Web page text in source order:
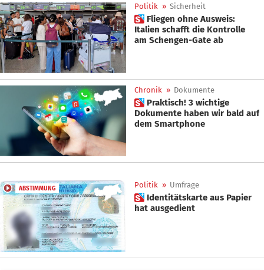
Politik » Sicherheit
 Fliegen ohne Ausweis:
Italien schafft die Kontrolle
am Schengen-Gate ab
Chronik » Dokumente
 Praktisch! 3 wichtige
Dokumente haben wir bald auf
dem Smartphone
ABSTIMMUNG Politik » Umfrage
 Identitätskarte aus Papier
hat ausgedient